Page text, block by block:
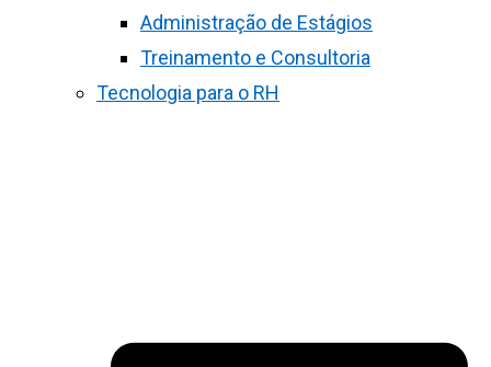
Administração de Estágios
Treinamento e Consultoria
Tecnologia para o RH